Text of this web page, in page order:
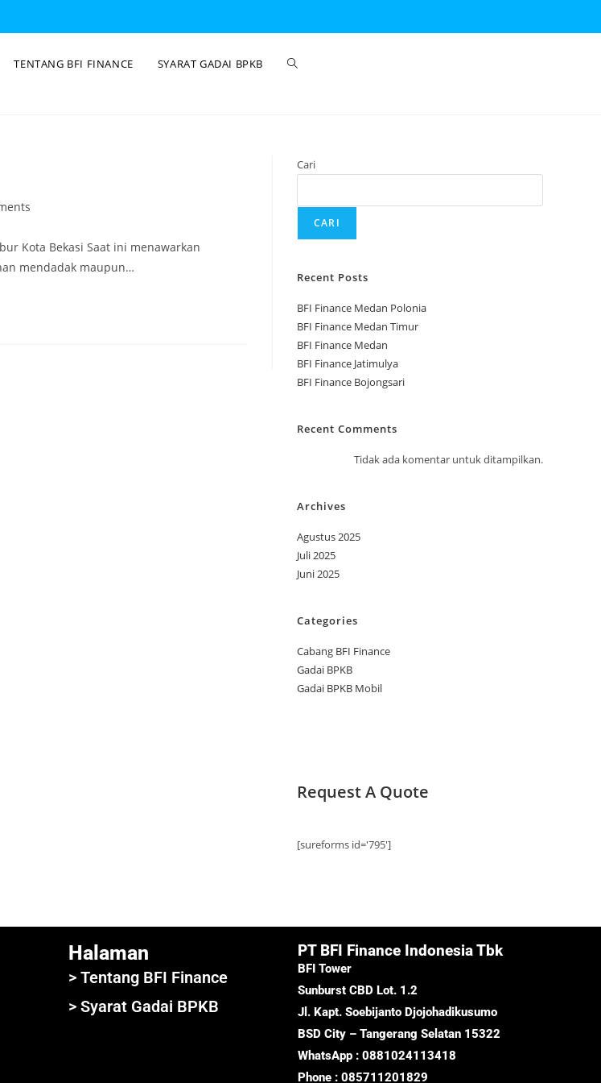
TENTANG BFI FINANCE SYARAT GADAI BPKB
Kota Bekasi Saat ini menawarkan
mendadak maupun…
Cari
CARI
Recent Posts
BFI Finance Medan Polonia
BFI Finance Medan Timur
BFI Finance Medan
BFI Finance Jatimulya
BFI Finance Bojongsari
Recent Comments
Tidak ada komentar untuk ditampilkan.
Archives
Agustus 2025
Juli 2025
Juni 2025
Categories
Cabang BFI Finance
Gadai BPKB
Gadai BPKB Mobil
Request A Quote
[sureforms id='795']
Halaman
> Tentang BFI Finance
> Syarat Gadai BPKB
PT BFI Finance Indonesia Tbk
BFI Tower
Sunburst CBD Lot. 1.2
Jl. Kapt. Soebijanto Djojohadikusumo
BSD City – Tangerang Selatan 15322
WhatsApp : 0881024113418
Phone : 085711201829